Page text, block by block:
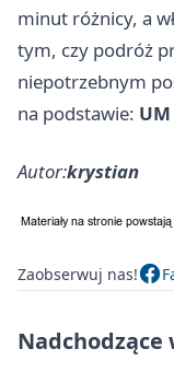
minut różnicy, a
tym, czy podróż
niepotrzebnym
na podstawie:
Autor:krystian
Zaobserwuj nas!
Nadchodzące